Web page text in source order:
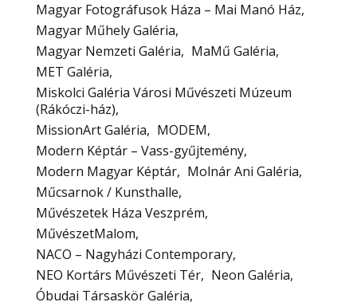
Magyar Fotográfusok Háza – Mai Manó Ház
Magyar Műhely Galéria
Magyar Nemzeti Galéria
MaMű Galéria
MET Galéria
Miskolci Galéria Városi Művészeti Múzeum
(Rákóczi-ház)
MissionArt Galéria
MODEM
Modern Képtár – Vass-gyűjtemény
Modern Magyar Képtár
Molnár Ani Galéria
Műcsarnok / Kunsthalle
Művészetek Háza Veszprém
MűvészetMalom
NACO – Nagyházi Contemporary
NEO Kortárs Művészeti Tér
Neon Galéria
Óbudai Társaskör Galéria